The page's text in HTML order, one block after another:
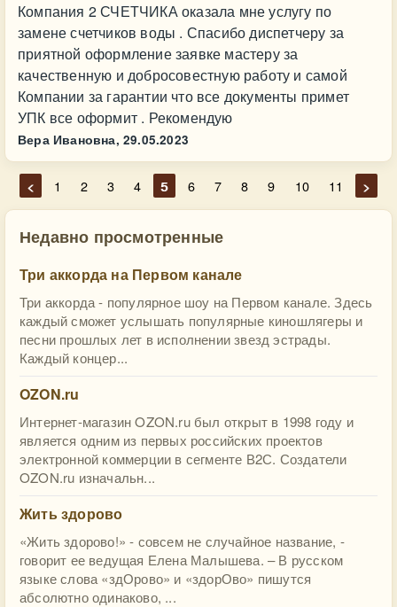
Компания 2 СЧЕТЧИКА оказала мне услугу по
замене счетчиков воды . Спасибо диспетчеру за
приятной оформление заявке мастеру за
качественную и добросовестную работу и самой
Компании за гарантии что все документы примет
УПК все оформит . Рекомендую
Вера Ивановна, 29.05.2023
< 1 2 3 4 5 6 7 8 9 10 11 >
Недавно просмотренные
Три аккорда на Первом канале
Три аккорда - популярное шоу на Первом канале. Здесь
каждый сможет услышать популярные киношлягеры и
песни прошлых лет в исполнении звезд эстрады.
Каждый концер...
OZON.ru
Интернет-магазин OZON.ru был открыт в 1998 году и
является одним из первых российских проектов
электронной коммерции в сегменте В2С. Создатели
OZON.ru изначальн...
Жить здорово
«Жить здорово!» - совсем не случайное название, -
говорит ее ведущая Елена Малышева. – В русском
языке слова «здОрово» и «здорОво» пишутся
абсолютно одинаково, ...